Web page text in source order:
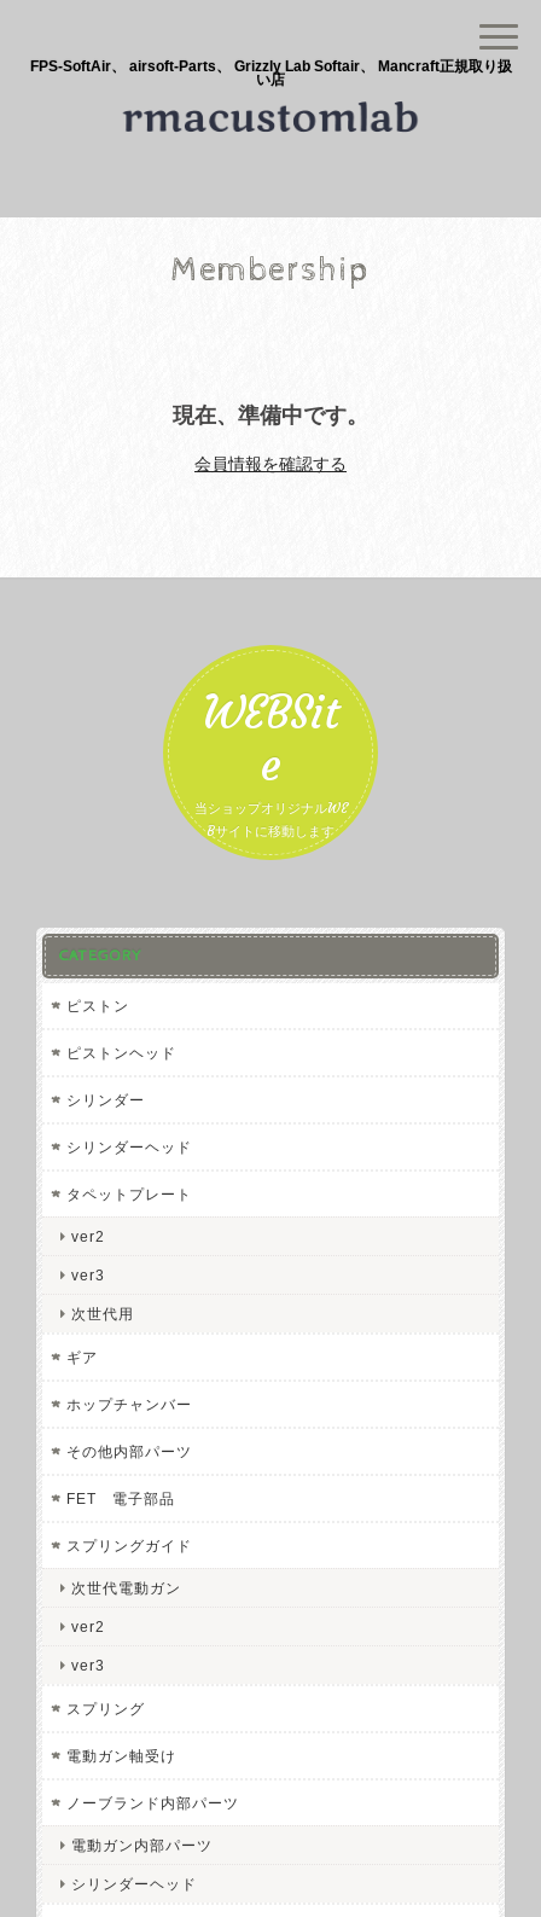
FPS-SoftAir、 airsoft-Parts、 Grizzly Lab Softair、 Mancraft正規取り扱
い店
Membership
現在、準備中です。
会員情報を確認する
WEBSit
e
当ショップオリジナルWE
Bサイトに移動します
CATEGORY
ピストン
ピストンヘッド
シリンダー
シリンダーヘッド
タペットプレート
ver2
ver3
次世代用
ギア
ホップチャンバー
その他内部パーツ
FET 電子部品
スプリングガイド
次世代電動ガン
ver2
ver3
スプリング
電動ガン軸受け
ノーブランド内部パーツ
電動ガン内部パーツ
シリンダーヘッド